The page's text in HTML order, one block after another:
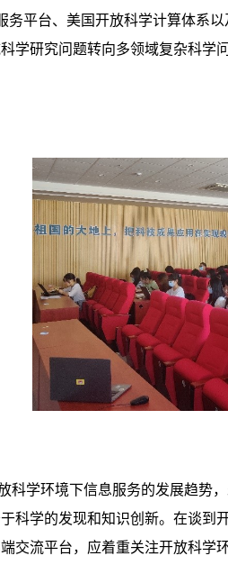
务平台、美国开放科学计算体系
学研究问题转向多领域复杂科学
科学环境下信息服务的发展趋势
科学的发现和知识创新。在谈到
交流平台，应着重关注开放科